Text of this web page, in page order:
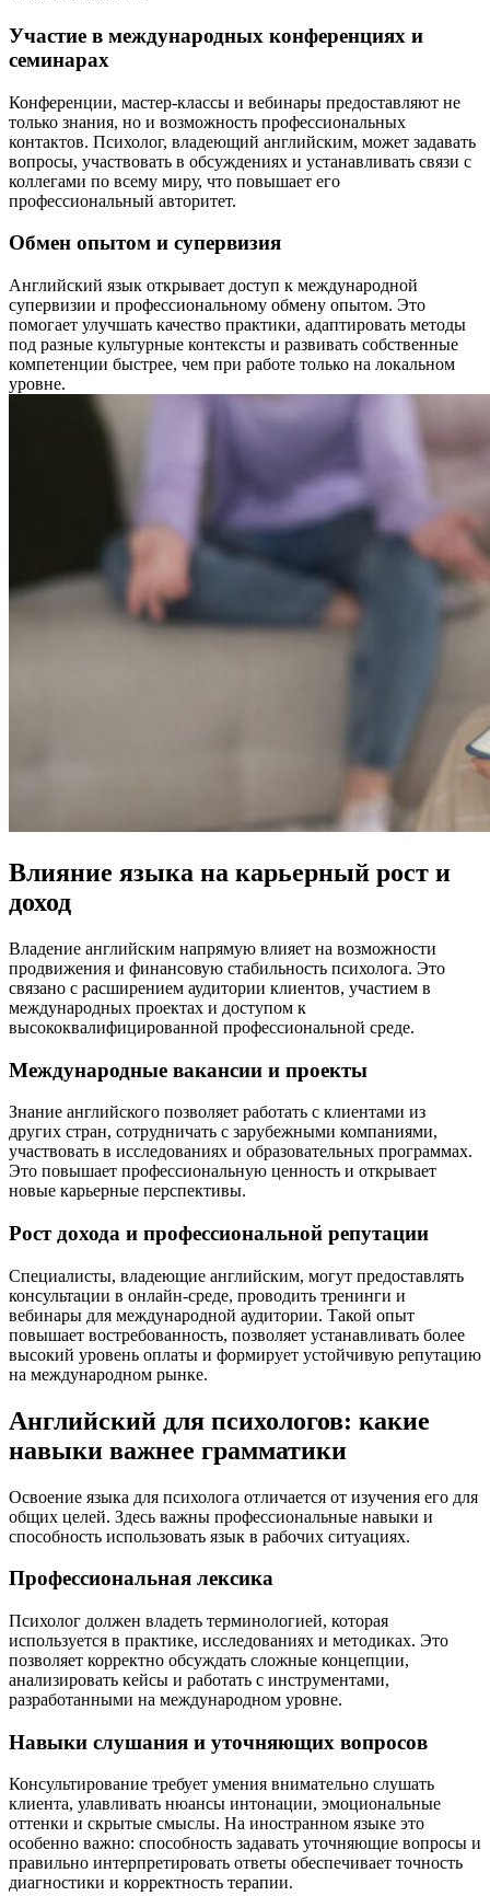
Участие в международных конференциях и
семинарах
Конференции, мастер-классы и вебинары предоставляют не
только знания, но и возможность профессиональных
контактов. Психолог, владеющий английским, может задавать
вопросы, участвовать в обсуждениях и устанавливать связи с
коллегами по всему миру, что повышает его
профессиональный авторитет.
Обмен опытом и супервизия
Английский язык открывает доступ к международной
супервизии и профессиональному обмену опытом. Это
помогает улучшать качество практики, адаптировать методы
под разные культурные контексты и развивать собственные
компетенции быстрее, чем при работе только на локальном
уровне.
Влияние языка на карьерный рост и
доход
Владение английским напрямую влияет на возможности
продвижения и финансовую стабильность психолога. Это
связано с расширением аудитории клиентов, участием в
международных проектах и доступом к
высококвалифицированной профессиональной среде.
Международные вакансии и проекты
Знание английского позволяет работать с клиентами из
других стран, сотрудничать с зарубежными компаниями,
участвовать в исследованиях и образовательных программах.
Это повышает профессиональную ценность и открывает
новые карьерные перспективы.
Рост дохода и профессиональной репутации
Специалисты, владеющие английским, могут предоставлять
консультации в онлайн-среде, проводить тренинги и
вебинары для международной аудитории. Такой опыт
повышает востребованность, позволяет устанавливать более
высокий уровень оплаты и формирует устойчивую репутацию
на международном рынке.
Английский для психологов: какие
навыки важнее грамматики
Освоение языка для психолога отличается от изучения его для
общих целей. Здесь важны профессиональные навыки и
способность использовать язык в рабочих ситуациях.
Профессиональная лексика
Психолог должен владеть терминологией, которая
используется в практике, исследованиях и методиках. Это
позволяет корректно обсуждать сложные концепции,
анализировать кейсы и работать с инструментами,
разработанными на международном уровне.
Навыки слушания и уточняющих вопросов
Консультирование требует умения внимательно слушать
клиента, улавливать нюансы интонации, эмоциональные
оттенки и скрытые смыслы. На иностранном языке это
особенно важно: способность задавать уточняющие вопросы и
правильно интерпретировать ответы обеспечивает точность
диагностики и корректность терапии.